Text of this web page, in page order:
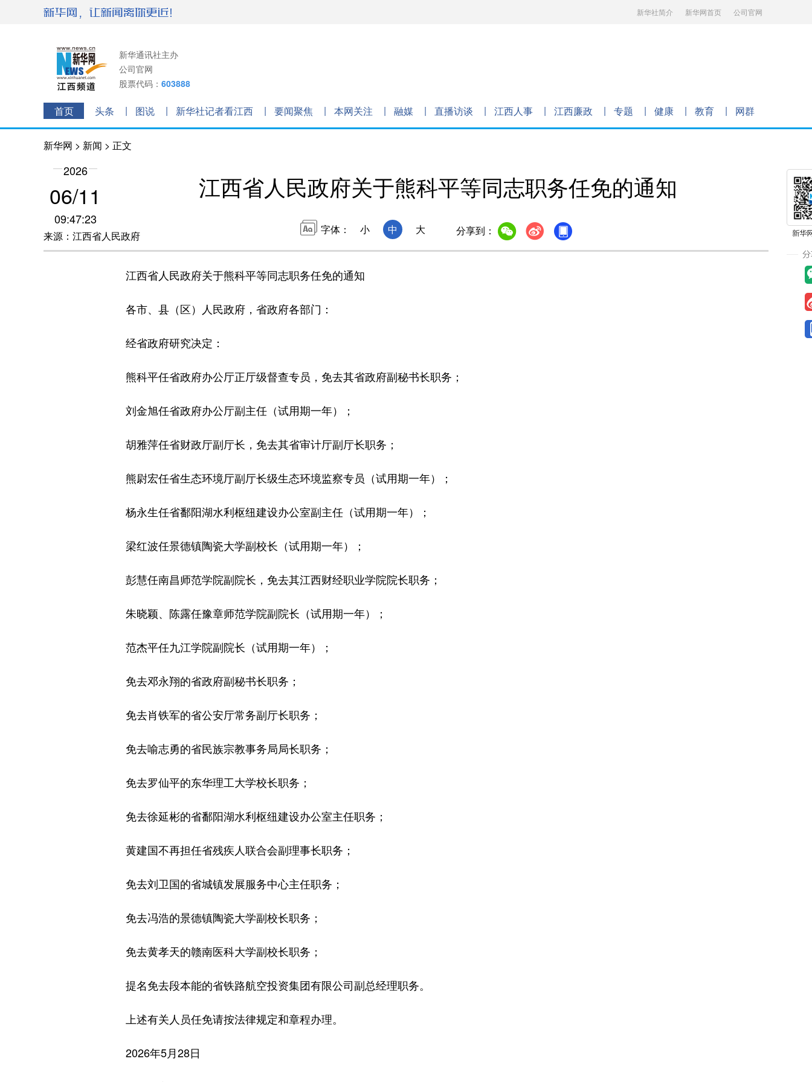
新华社简介 新华网首页 公司官网
新华通讯社主办
公司官网
股票代码： 603888
首页 头条 图说 新华社记者看江西 要闻聚焦 本网关注 融媒 直播访谈 江西人事 江西廉政 专题 健康 教育 网群
新华网 > 新闻 > 正文
2026
06/11
09:47:23
来源：江西省人民政府
江西省人民政府关于熊科平等同志职务任免的通知
字体： 小 中 大 分享到：
江西省人民政府关于熊科平等同志职务任免的通知
各市、县（区）人民政府，省政府各部门：
经省政府研究决定：
熊科平任省政府办公厅正厅级督查专员，免去其省政府副秘书长职务；
刘金旭任省政府办公厅副主任（试用期一年）；
胡雅萍任省财政厅副厅长，免去其省审计厅副厅长职务；
熊尉宏任省生态环境厅副厅长级生态环境监察专员（试用期一年）；
杨永生任省鄱阳湖水利枢纽建设办公室副主任（试用期一年）；
梁红波任景德镇陶瓷大学副校长（试用期一年）；
彭慧任南昌师范学院副院长，免去其江西财经职业学院院长职务；
朱晓颖、陈露任豫章师范学院副院长（试用期一年）；
范杰平任九江学院副院长（试用期一年）；
免去邓永翔的省政府副秘书长职务；
免去肖铁军的省公安厅常务副厅长职务；
免去喻志勇的省民族宗教事务局局长职务；
免去罗仙平的东华理工大学校长职务；
免去徐延彬的省鄱阳湖水利枢纽建设办公室主任职务；
黄建国不再担任省残疾人联合会副理事长职务；
免去刘卫国的省城镇发展服务中心主任职务；
免去冯浩的景德镇陶瓷大学副校长职务；
免去黄孝天的赣南医科大学副校长职务；
提名免去段本能的省铁路航空投资集团有限公司副总经理职务。
上述有关人员任免请按法律规定和章程办理。
2026年5月28日